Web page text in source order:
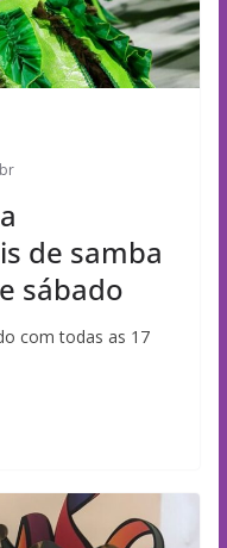
de samba
sábado
com todas as 17